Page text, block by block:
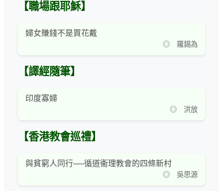
【職場跟耶穌】
婦女賺錢不是買花戴
◎ 羅錫為
【譯經隨筆】
印度寡婦
◎ 洪放
【香港教會巡禮】
與貧窮人同行──循道衞理教會的四條新村
◎ 吳思源